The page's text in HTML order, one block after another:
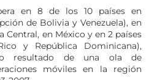
en 8 de los 10 países en
de Bolivia y Venezuela), en
Central, en México y en 2 países
y República Dominicana),
resultado de una ola de
móviles en la región